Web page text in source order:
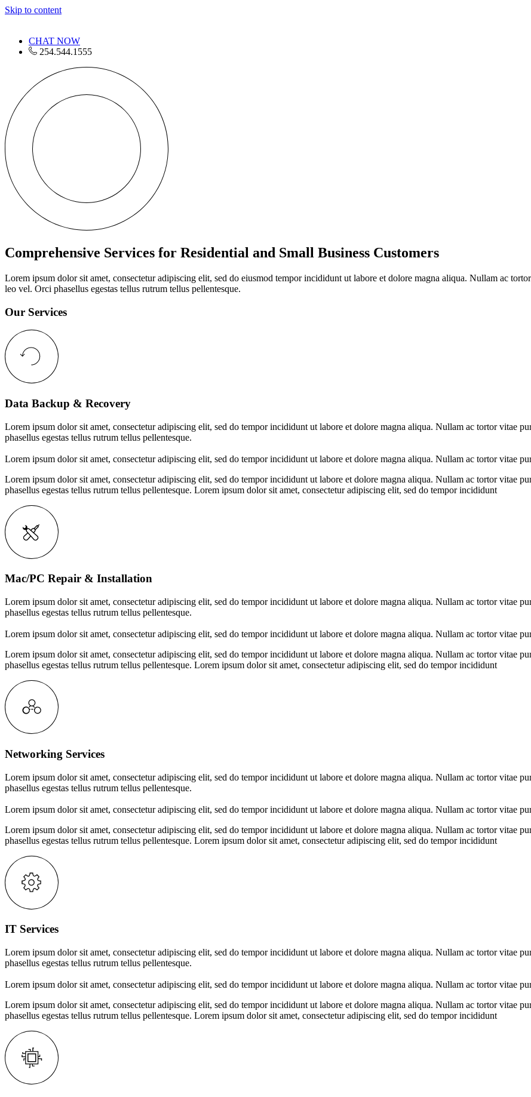
Skip to content
CHAT NOW
254.544.1555
Comprehensive Services for Residential and Small Business Customers
Lorem ipsum dolor sit amet, consectetur adipiscing elit, sed do eiusmod tempor incididunt ut labore et dolore magna aliqua. Nullam ac
leo vel. Orci phasellus egestas tellus rutrum tellus pellentesque.
Our Services
Data Backup & Recovery
Lorem ipsum dolor sit amet, consectetur adipiscing elit, sed do tempor incididunt ut labore et dolore magna aliqua. Nullam ac tortor vitae
phasellus egestas tellus rutrum tellus pellentesque.
Lorem ipsum dolor sit amet, consectetur adipiscing elit, sed do tempor incididunt ut labore et dolore magna aliqua. Nullam ac tortor vitae
Lorem ipsum dolor sit amet, consectetur adipiscing elit, sed do tempor incididunt ut labore et dolore magna aliqua. Nullam ac tortor vitae
phasellus egestas tellus rutrum tellus pellentesque. Lorem ipsum dolor sit amet, consectetur adipiscing elit, sed do tempor incididunt
Mac/PC Repair & Installation
Lorem ipsum dolor sit amet, consectetur adipiscing elit, sed do tempor incididunt ut labore et dolore magna aliqua. Nullam ac tortor vitae
phasellus egestas tellus rutrum tellus pellentesque.
Lorem ipsum dolor sit amet, consectetur adipiscing elit, sed do tempor incididunt ut labore et dolore magna aliqua. Nullam ac tortor vitae
Lorem ipsum dolor sit amet, consectetur adipiscing elit, sed do tempor incididunt ut labore et dolore magna aliqua. Nullam ac tortor vitae
phasellus egestas tellus rutrum tellus pellentesque. Lorem ipsum dolor sit amet, consectetur adipiscing elit, sed do tempor incididunt
Networking Services
Lorem ipsum dolor sit amet, consectetur adipiscing elit, sed do tempor incididunt ut labore et dolore magna aliqua. Nullam ac tortor vitae
phasellus egestas tellus rutrum tellus pellentesque.
Lorem ipsum dolor sit amet, consectetur adipiscing elit, sed do tempor incididunt ut labore et dolore magna aliqua. Nullam ac tortor vitae
Lorem ipsum dolor sit amet, consectetur adipiscing elit, sed do tempor incididunt ut labore et dolore magna aliqua. Nullam ac tortor vitae
phasellus egestas tellus rutrum tellus pellentesque. Lorem ipsum dolor sit amet, consectetur adipiscing elit, sed do tempor incididunt
IT Services
Lorem ipsum dolor sit amet, consectetur adipiscing elit, sed do tempor incididunt ut labore et dolore magna aliqua. Nullam ac tortor vitae
phasellus egestas tellus rutrum tellus pellentesque.
Lorem ipsum dolor sit amet, consectetur adipiscing elit, sed do tempor incididunt ut labore et dolore magna aliqua. Nullam ac tortor vitae
Lorem ipsum dolor sit amet, consectetur adipiscing elit, sed do tempor incididunt ut labore et dolore magna aliqua. Nullam ac tortor vitae
phasellus egestas tellus rutrum tellus pellentesque. Lorem ipsum dolor sit amet, consectetur adipiscing elit, sed do tempor incididunt